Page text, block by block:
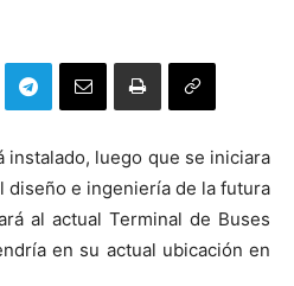
instalado, luego que se iniciara
diseño e ingeniería de la futura
al actual Terminal de Buses
en su actual ubicación en